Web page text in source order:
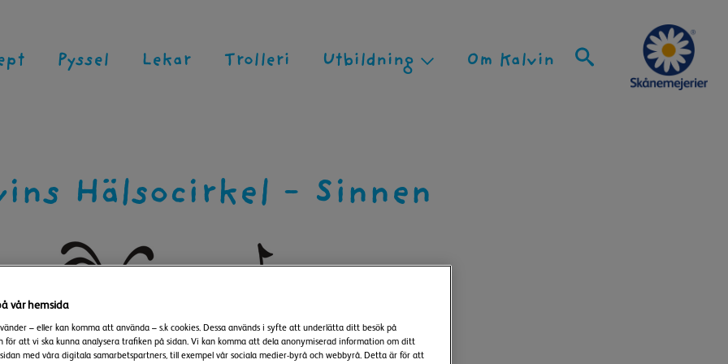
Pyssel Lekar Trolleri Utbildning Om Kalvin
Hälsocirkel - Sinnen
vår hemsida
– eller kan komma att använda – s.k cookies. Dessa används i syfte att underlätta ditt besök på
för att vi ska kunna analysera trafiken på sidan. Vi kan komma att dela anonymiserad information om ditt
med våra digitala samarbetspartners, till exempel vår sociala medier-byrå och webbyrå. Detta är för att